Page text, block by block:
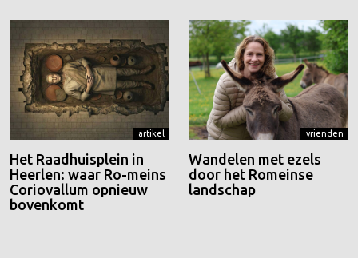
artikel
Het Raadhuisplein in
Heerlen: waar Ro-meins
Coriovallum opnieuw
bovenkomt
vrienden
Wandelen met ezels
door het Romeinse
landschap